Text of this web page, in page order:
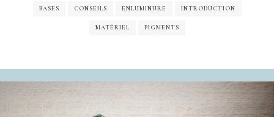
BASES CONSEILS ENLUMINURE INTRODUCTION
MATÉRIEL PIGMENTS